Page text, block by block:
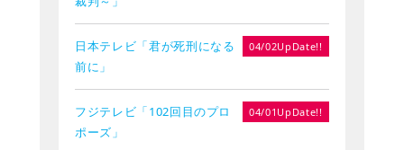
日本テレビ「君が死刑になる
前に」
04/02UpDate!!
フジテレビ「102回目のプロ
ポーズ」
04/01UpDate!!